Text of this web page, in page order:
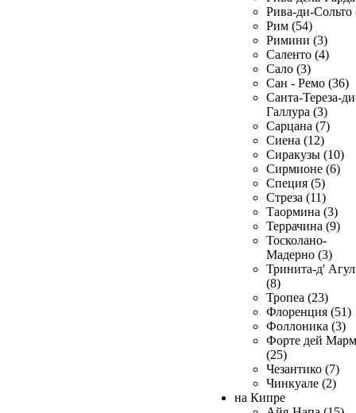
Рива-ди-Сольто
Рим (54)
Римини (3)
Саленто (4)
Сало (3)
Сан - Ремо (36)
Санта-Тереза-
Галлура (3)
Сарцана (7)
Сиена (12)
Сиракузы (10)
Сирмионе (6)
Специя (5)
Стреза (11)
Таормина (3)
Террачина (9)
Тосколано-
Мадерно (3)
Тринита-д'
(8)
Тропеа (23)
Флоренция (51)
Фоллоника (3)
Форте дей
(25)
Чезантико (7)
Чинкуале (2)
на Кипре